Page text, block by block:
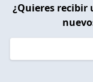
¿Quieres recibir